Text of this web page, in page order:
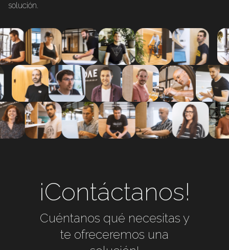
solución.
¡Contáctanos!
Cuéntanos qué necesitas y
te ofreceremos una